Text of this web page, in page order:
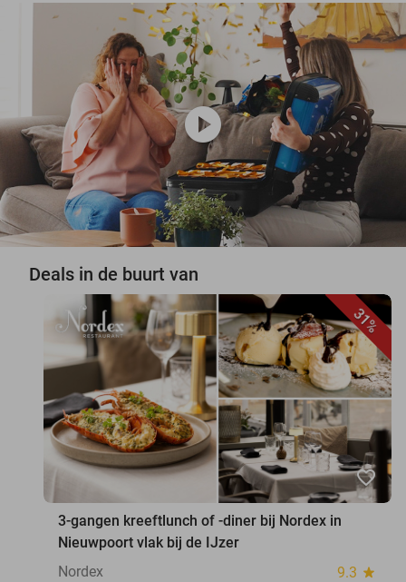
play_circle
Deals in de buurt van
31%
favorite_border
3-gangen kreeftlunch of -diner bij Nordex in
Nieuwpoort vlak bij de IJzer
Nordex
9.3 star